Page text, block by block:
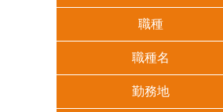
職種
職種名
勤務地